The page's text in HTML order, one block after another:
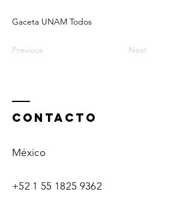
Gaceta UNAM Todos
Previous Next
ContactO
México
+52 1 55 1825 9362